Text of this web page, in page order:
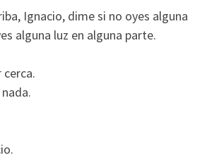
Ignacio, dime si no oyes alguna
alguna luz en alguna parte.
cerca.